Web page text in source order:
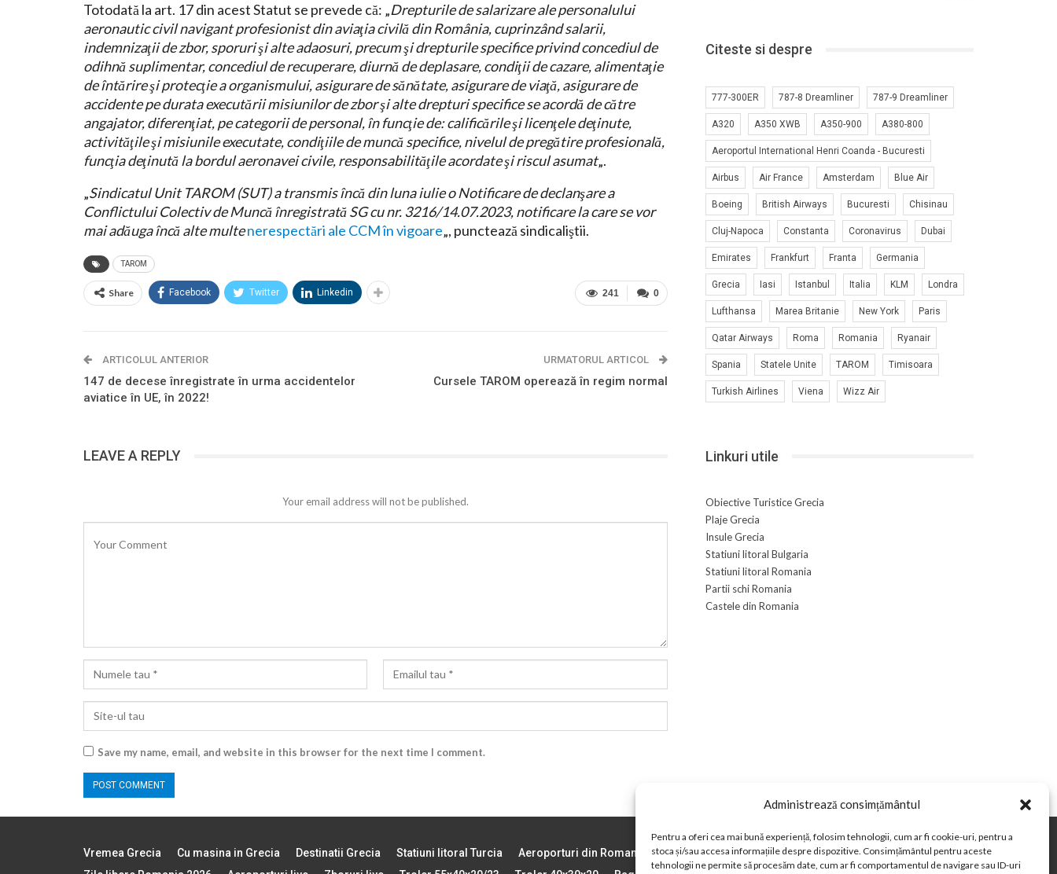
Administrează consimțământul
Pentru a oferi cea mai bună experiență, folosim tehnologii, cum ar fi cookie-uri, pentru a
stoca și/sau accesa informațiile despre dispozitive. Consimțământul pentru aceste
tehnologii ne permite să procesăm date, cum ar fi comportamentul de navigare sau ID-uri
Totodată la art. 17 din acest Statut se prevede că: „Drepturile de salarizare ale personalului
aeronautic civil navigant profesionist din aviaţia civilă din România, cuprinzând salarii,
indemnizaţii de zbor, sporuri şi alte adaosuri, precum şi drepturile specifice privind concediul de
odihnă suplimentar, concediul de recuperare, diurnă de deplasare, condiţii de cazare, alimentaţie
de întărire şi protecţie a organismului, asigurare de sănătate, asigurare de viaţă, asigurare de
accidente pe durata executării misiunilor de zbor şi alte drepturi specifice se acordă de către
angajator, diferenţiat, pe categorii de personal, în funcţie de: calificările şi licenţele deţinute,
activităţile şi misiunile executate, condiţiile de muncă specifice, nivelul de pregătire profesională,
funcţia deţinută la bordul aeronavei civile, responsabilităţile acordate şi riscul asumat„.
„Sindicatul Unit TAROM (SUT) a transmis încă din luna iulie o Notificare de declanşare a
Conflictului Colectiv de Muncă înregistrată SG cu nr. 3216/14.07.2023, notificare la care se vor
mai adăuga încă alte multenerespectări ale CCM în vigoare„, punctează sindicaliştii.
TAROM
0
241
Share Facebook Twitter Linkedin
ARTICOLUL ANTERIOR
147 de decese înregistrate în urma accidentelor
aviatice în UE, în 2022!
URMATORUL ARTICOL
Cursele TAROM operează în regim normal
LEAVE A REPLY
Your email address will not be published.
Save my name, email, and website in this browser for the next time I comment.
Citeste si despre
777-300ER 787-8 Dreamliner 787-9 Dreamliner
A320 A350 XWB A350-900 A380-800
Aeroportul International Henri Coanda - Bucuresti
Airbus Air France Amsterdam Blue Air
Boeing British Airways Bucuresti Chisinau
Cluj-Napoca Constanta Coronavirus Dubai
Emirates Frankfurt Franta Germania
Grecia Iasi Istanbul Italia KLM Londra
Lufthansa Marea Britanie New York Paris
Qatar Airways Roma Romania Ryanair
Spania Statele Unite TAROM Timisoara
Turkish Airlines Viena Wizz Air
Linkuri utile
Obiective Turistice Grecia
Plaje Grecia
Insule Grecia
Statiuni litoral Bulgaria
Statiuni litoral Romania
Partii schi Romania
Castele din Romania
Vremea Grecia Cu masina in Grecia Destinatii Grecia Statiuni litoral Turcia Aeroporturi din Romania Vremea in Romania
Curs valutar BNR